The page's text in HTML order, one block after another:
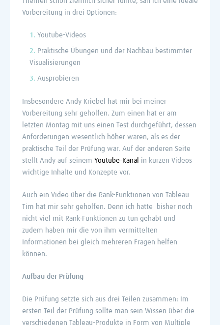
Vorbereitung in drei Optionen:
Youtube-Videos
Praktische Übungen und der Nachbau bestimmter
Visualisierungen
Ausprobieren
Insbesondere Andy Kriebel hat mir bei meiner
Vorbereitung sehr geholfen. Zum einen hat er am
letzten Montag mit uns einen Test durchgeführt, dessen
Anforderungen wesentlich höher waren, als es der
praktische Teil der Prüfung war. Auf der anderen Seite
stellt Andy auf seinem Youtube-Kanal in kurzen Videos
wichtige Inhalte und Konzepte vor.
Auch ein Video über die Rank-Funktionen von Tableau
Tim hat mir sehr geholfen. Denn ich hatte bisher noch
nicht viel mit Rank-Funktionen zu tun gehabt und
zudem haben mir die von ihm vermittelten
Informationen bei gleich mehreren Fragen helfen
können.
Aufbau der Prüfung
Die Prüfung setzte sich aus drei Teilen zusammen: Im
ersten Teil der Prüfung sollte man sein Wissen über die
verschiedenen Tableau-Produkte in Form von Multiple